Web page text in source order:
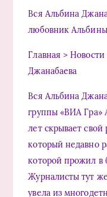
Вся Альбина
любовник
Главная >
Джанабаева
Вся Альбина
группы «ВИА Гра»
лет скрывает
который недавно
которой прожил в
Журналисты тут
увела из